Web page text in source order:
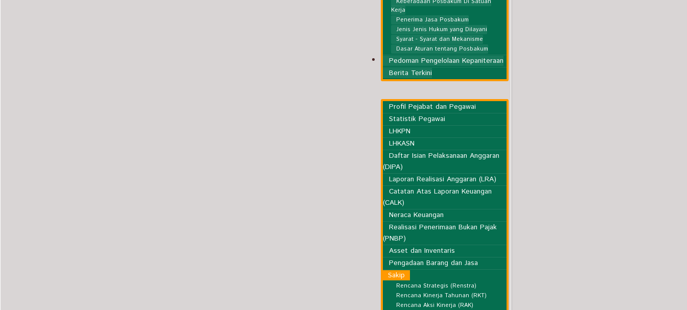
Kerja
Penerima Jasa Posbakum
Jenis Jenis Hukum yang Dilayani
Syarat - Syarat dan Mekanisme
Dasar Aturan tentang Posbakum
Pedoman Pengelolaan Kepaniteraan
Berita Terkini
Kesekretariatan
Profil Pejabat dan Pegawai
Statistik Pegawai
LHKPN
LHKASN
Daftar Isian Pelaksanaan Anggaran
(DIPA)
Laporan Realisasi Anggaran (LRA)
Catatan Atas Laporan Keuangan
(CALK)
Neraca Keuangan
Realisasi Penerimaan Bukan Pajak
(PNBP)
Asset dan Inventaris
Pengadaan Barang dan Jasa
Sakip
Rencana Strategis (Renstra)
Rencana Kinerja Tahunan (RKT)
Rencana Aksi Kinerja (RAK)